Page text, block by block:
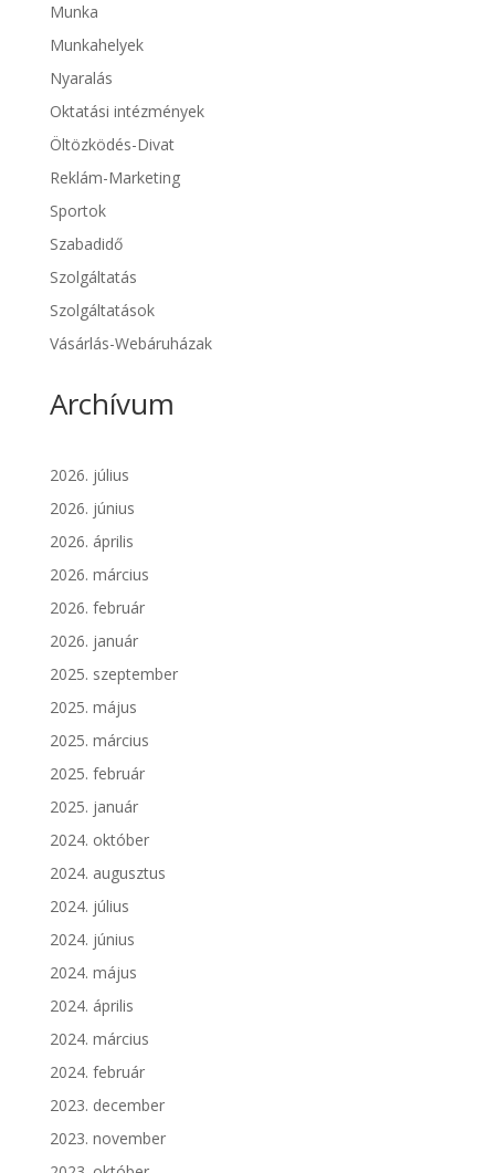
Munka
Munkahelyek
Nyaralás
Oktatási intézmények
Öltözködés-Divat
Reklám-Marketing
Sportok
Szabadidő
Szolgáltatás
Szolgáltatások
Vásárlás-Webáruházak
Archívum
2026. július
2026. június
2026. április
2026. március
2026. február
2026. január
2025. szeptember
2025. május
2025. március
2025. február
2025. január
2024. október
2024. augusztus
2024. július
2024. június
2024. május
2024. április
2024. március
2024. február
2023. december
2023. november